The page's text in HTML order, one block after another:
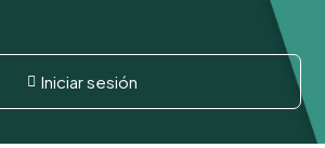
 Iniciar sesión